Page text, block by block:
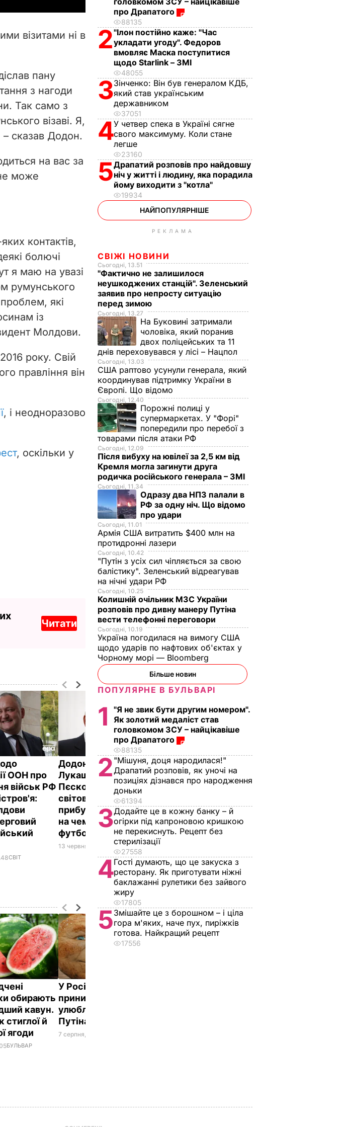
візитами ні в
пану
з нагоди
Так само з
візаві. Я,
– сказав Додон.
на вас за
може
контактів,
болючі
я маю на увазі
румунського
які
із
Молдови.
року. Свій
правління він
, і неодноразово
, оскільки у
Читати
ООН про
військ РФ
СВІТ
Додон, Назарбаєв,
Лукашенко та інші.
Пєсков перелічив
світових лідерів, які
прибудуть у Росію
на чемпіонат світу з
футболу
13 червня, 12.26 СВІТ
обирають
кавун.
стиглої й
ягоди
БУЛЬВАР
У Росії жорстоко
принизили
улюбленого героя
Путіна
7 серпня, 23.42
про Драпатого
88135
2"Ілон постійно каже: "Час
укладати угоду". Федоров
вмовляє Маска поступитися
щодо Starlink – ЗМІ
48055
3Зінченко: Він був генералом КДБ,
який став українським
державником
37051
4У четвер спека в Україні сягне
свого максимуму. Коли стане
легше
23160
5Драпатий розповів про найдовшу
ніч у житті і людину, яка порадила
йому виходити з "котла"
19934
НАЙПОПУЛЯРНІШЕ
РЕКЛАМА
СВІЖІ НОВИНИ
Сьогодні, 13.51
"Фактично не залишилося
неушкоджених станцій". Зеленський
заявив про непросту ситуацію
перед зимою
Сьогодні, 13.27
На Буковині затримали
чоловіка, який поранив
двох поліцейських та 11
днів переховувався у лісі – Нацпол
Сьогодні, 13.03
США раптово усунули генерала, який
координував підтримку України в
Європі. Що відомо
Сьогодні, 12.40
Порожні полиці у
супермаркетах. У "Форі"
попередили про перебої з
товарами після атаки РФ
Сьогодні, 12.09
Після вибуху на ювілеї за 2,5 км від
Кремля могла загинути друга
родичка російського генерала – ЗМІ
Сьогодні, 11.34
Одразу два НПЗ палали в
РФ за одну ніч. Що відомо
про удари
Сьогодні, 11.01
Армія США витратить $400 млн на
протидронні лазери
Сьогодні, 10.42
"Путін з усіх сил чіпляється за свою
балістику". Зеленський відреагував
на нічні удари РФ
Сьогодні, 10.25
Колишній очільник МЗС України
розповів про дивну манеру Путіна
вести телефонні переговори
Сьогодні, 10.19
Україна погодилася на вимогу США
щодо ударів по нафтових об'єктах у
Чорному морі — Bloomberg
Більше новин
ПОПУЛЯРНЕ В БУЛЬВАРІ
1
"Я не звик бути другим номером".
Як золотий медаліст став
головкомом ЗСУ – найцікавіше
про Драпатого
88135
2 "Мішуня, доця народилася!"
Драпатий розповів, як уночі на
позиціях дізнався про народження
доньки
61394
3Додайте це в кожну банку – й
огірки під капроновою кришкою
не перекиснуть. Рецепт без
стерилізації
27558
4Гості думають, що це закуска з
ресторану. Як приготувати ніжні
баклажанні рулетики без зайвого
жиру
17805
5Змішайте це з борошном – і ціла
гора м'яких, наче пух, пиріжків
готова. Найкращий рецепт
17556